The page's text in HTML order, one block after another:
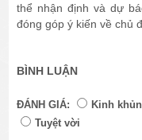
thể nhận định và dự
đóng góp ý kiến về chủ
BÌNH LUẬN
ĐÁNH GIÁ: Kinh
Tuyệt vời